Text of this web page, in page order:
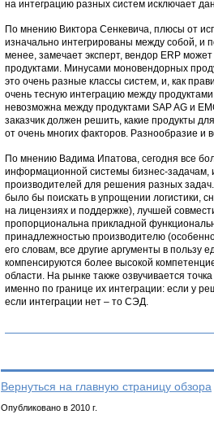
на интеграцию разных систем исключает
По мнению Виктора Сенкевича, плюсы от
изначально интегрированы между собой, и
менее, замечает эксперт, вендор ERP
продуктами. Минусами моновендорных
это очень разные классы систем, и, как
очень тесную интеграцию между
невозможна между продуктами SAP AG и
заказчик должен решить, какие продукты
от очень многих факторов. Разнообразие и
По мнению Вадима Ипатова, сегодня все
информационной системы бизнес-задачам,
производителей для решения разных
было бы поискать в упрощении логистики,
на лицензиях и поддержке), лучшей
пропорциональна прикладной
принадлежностью производителю
его словам, все другие аргументы в пользу
компенсируются более высокой
области. На рынке также озвучивается
именно по границе их интеграции: если у
если интеграции нет – то СЭД.
Вернуться на главную страницу обзора
Опубликовано в 2010 г.